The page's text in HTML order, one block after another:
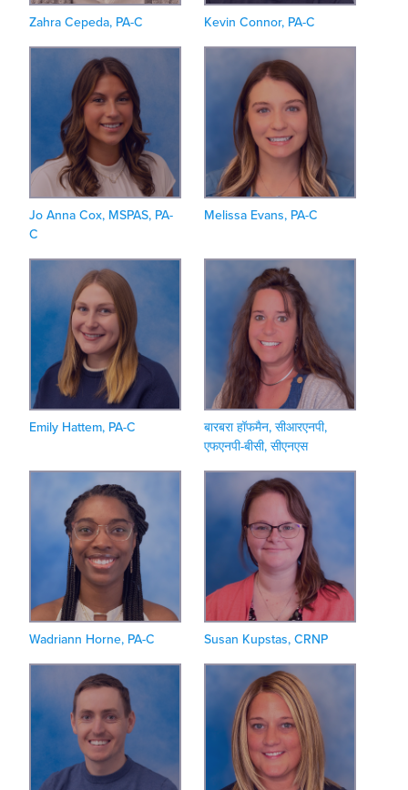
Zahra Cepeda, PA-C Kevin Connor, PA-C
Jo Anna Cox, MSPAS, PA-
C
Melissa Evans, PA-C
Emily Hattem, PA-C
बारबरा हॉफमैन, सीआरएनपी,
एफएनपी-बीसी, सीएनएस
Wadriann Horne, PA-C Susan Kupstas, CRNP